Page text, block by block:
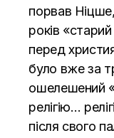
порвав
років
перед
було вже за
ошелешений
релігію…
після свого